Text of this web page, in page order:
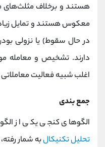
هستند و برخلاف مثلث‌های
معکوس هستند و تمایل
در حال سقوط) یا نزولی
دارند. تشخیص و معامله
اغلب شبیه فعالیت
جمع بندی
الگوهای کنجی یکی از
تحلیل تکنیکالبه شمار